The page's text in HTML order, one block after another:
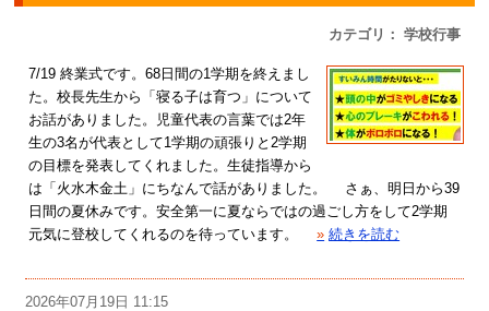
カテゴリ： 学校行事
7/19 終業式です。68日間の1学期を終えまし
た。校長先生から「寝る子は育つ」について
お話がありました。児童代表の言葉では2年
生の3名が代表として1学期の頑張りと2学期
の目標を発表してくれました。生徒指導から
は「火水木金土」にちなんで話がありました。 さぁ、明日から39
日間の夏休みです。安全第一に夏ならではの過ごし方をして2学期
元気に登校してくれるのを待っています。
» 続きを読む
2026年07月19日 11:15